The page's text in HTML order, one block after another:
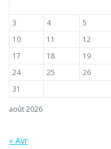
août 2026
3
4 5
10
11 12
17
18 19
24
25 26
31
« Avr